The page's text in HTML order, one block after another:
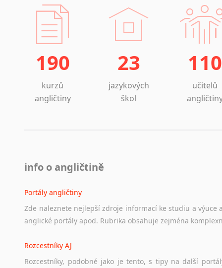
190
kurzů
angličtiny
23
jazykových
škol
110
učitelů
info o angličtině
Portály angličtiny
Zde naleznete nejlepší zdroje informací ke studiu a výuce
anglické portály apod. Rubrika obsahuje zejména
Rozcestníky AJ
Rozcestníky, podobné jako je tento, s tipy na další